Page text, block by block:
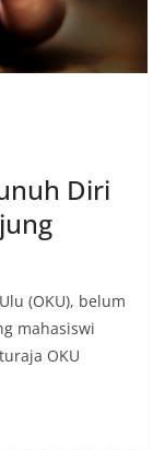
Diri
(OKU), belum
mahasiswi
OKU